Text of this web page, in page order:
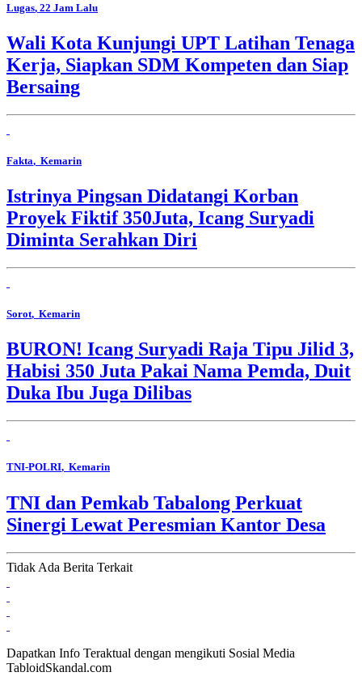
Lugas, 22 Jam Lalu
Wali Kota Kunjungi UPT Latihan Tenaga
Kerja, Siapkan SDM Kompeten dan Siap
Bersaing
Fakta, Kemarin
Istrinya Pingsan Didatangi Korban
Proyek Fiktif 350Juta, Icang Suryadi
Diminta Serahkan Diri
Sorot, Kemarin
BURON! Icang Suryadi Raja Tipu Jilid 3,
Habisi 350 Juta Pakai Nama Pemda, Duit
Duka Ibu Juga Dilibas
TNI-POLRI, Kemarin
TNI dan Pemkab Tabalong Perkuat
Sinergi Lewat Peresmian Kantor Desa
Tidak Ada Berita Terkait
Dapatkan Info Teraktual dengan mengikuti Sosial Media
TabloidSkandal.com